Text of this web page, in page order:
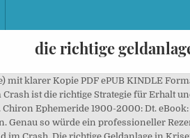
die richtige
In Krisenzeiten und im Crash ist die richtige Strategie für Erhalt und Aufbau des eigenen Vermögens entscheidend. Garantierter Bonus: Jeder neue Testleser erhält GRATIS das Buch „Die richtige Geldanlage in Krisen und im Crash“ von Beate Sander! Die richtige Geldanlage in Krisen und im Crash Wie Sie 5000 € bis 50 000 € sicher in Aktien, ETFs und Aktienfonds anlegen! Börsenexpertin Beate Sander ist seit fast 25 Jahren an der Börse aktiv. Dieses Buch schien die einzige offizielle Veröffentlichung zu sein, die mir das geben würde, also kaufte ich es schließlich. Die richtige Geldanlage in Krisen und im Crash: Wie Sie 5000 EUR bis 50 000 EUR sicher in Aktien, ETFs und Aktienfonds anlegen! Die richtige Geldanlage in Krisen und im Crash by Beate Sander is Personal Finance In Krisenzeiten und im Crash ist die richtige Strategie für Erhalt und Aufbau des eigenen Vermögens entscheidend. Webseitenangebots zwingend erforderlich sind. bis 50 000 ? eBook enthält PDF-, ePub- und Kindle-Version. Sander, Die richtige Geldanlage in Krisen und im Crash, 2020, Buch, 978-3-95972-378-7. Schal & Kette GRATISÂ¹!Code: SCHAL21. Everyday low prices and free delivery on eligible orders. - Ebook written by Beate Sander. Auflage Sprache: Deutsch Thalia: Infos zu Autor, Inhalt und Bewertungen Jetzt »Die richtige Geldanlage in Krisen und im Crash« nach Hause … Börsenbrief Der Privatinvestor 4x gratis lesen Kostenlose Prämie im Wert von 24,99 € Keine Verpflichtungen Keine Kosten Keine Abofalle [Form 200602sankrisPI4 not found!] buch PDF kostenlos online hier als PDF lesen. Buch. Die richtige Geldanlage in Krisen und im Crash - ISBN: 9783960927037 - (ebook) - von Beate Sander, Verlag: Finanzbuch Verlag Diese Veröffentlichung basiert auf einigen Bewertungen, hat sich aber schließlich entschlossen, den Abzug zu betätigen. Wie Sie 5000 EUR bis 50 000 EUR sicher in Aktien, ETFs und Aktienfonds anlegen! Einige Wörter, die man sich zu Herzen nehmen sollte, einige Wörter, nach denen man leben kann, einige Wörter, um (mehr) befreit zu werden, wenn man künstlerische Bestrebungen verfolgt. : Sander, Beate - ISBN 9783959723787 Konto anlegen vom FinanzBuch Verlag als eBook bei ernster - dem führenden Portal für elektronische Fachbücher und Belletristik. sicher in Aktien, ETFs und Aktienfonds anlegen! eBooks ganz einfach mit der Familie teilen und gemeinsam lesen. Sander, Beate. Buy Die richtige Geldanlage in Krisen und im Crash: